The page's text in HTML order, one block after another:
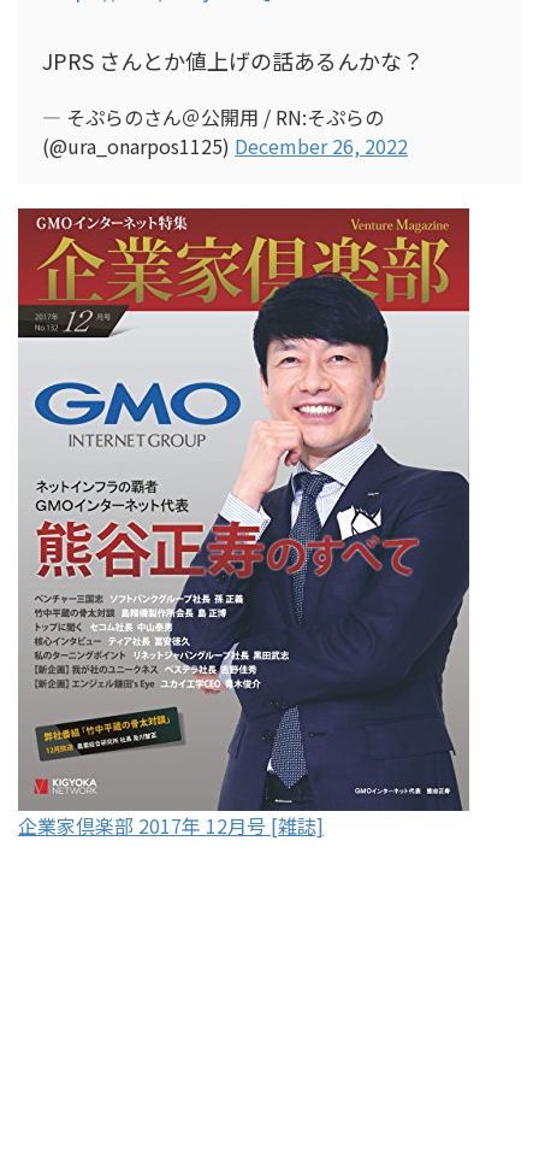
JPRS さんとか値上げの話あるんかな？
— そぷらのさん＠公開用 / RN:そぷらの
(@ura_onarpos1125) December 26, 2022
企業家倶楽部 2017年 12月号 [雑誌]